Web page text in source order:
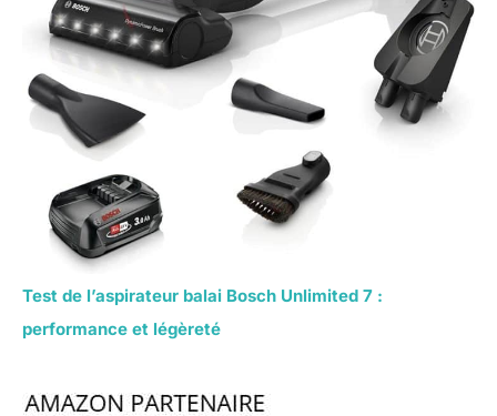
Test de l’aspirateur balai Bosch Unlimited 7 :
performance et légèreté